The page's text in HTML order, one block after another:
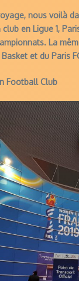
nous voilà
en Ligue 1,
La
et du Paris
Football Club